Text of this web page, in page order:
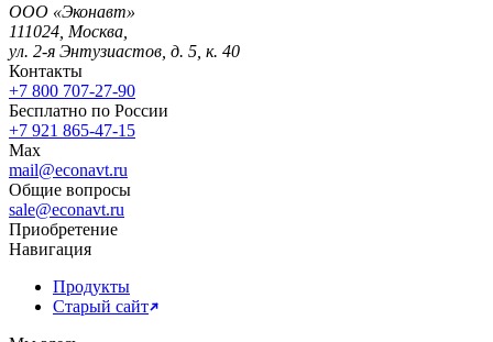
ООО «Эконавт»
111024 Москва
ул. 2-я Энтузиастов, д. 5, к. 40
Контакты
+7 800 707-27-90
Бесплатно по России
+7 921 865-47-15
Max
mail@econavt.ru
Общие вопросы
sale@econavt.ru
Приобретение
Навигация
Продукты
Старый сайт